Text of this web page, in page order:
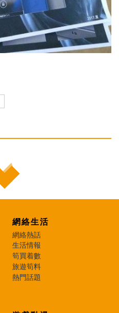
網絡生活
網絡熱話
生活情報
筍買着數
旅遊筍料
熱門話題